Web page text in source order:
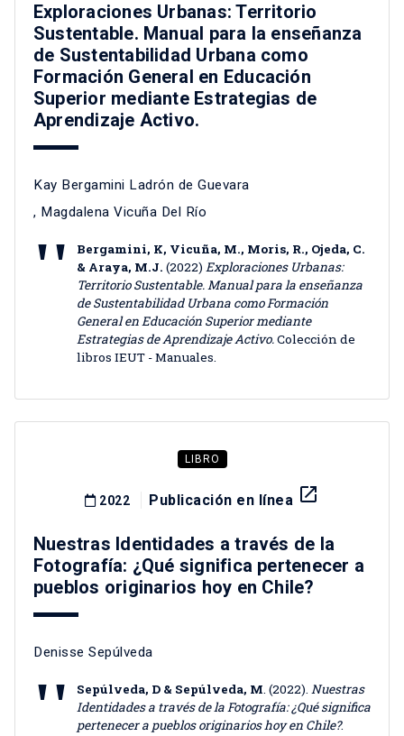
Exploraciones Urbanas: Territorio
Sustentable. Manual para la enseñanza
de Sustentabilidad Urbana como
Formación General en Educación
Superior mediante Estrategias de
Aprendizaje Activo.
Kay Bergamini Ladrón de Guevara
, Magdalena Vicuña Del Río
Bergamini, K, Vicuña, M., Moris, R., Ojeda, C.
& Araya, M.J. (2022) Exploraciones Urbanas:
Territorio Sustentable. Manual para la enseñanza
de Sustentabilidad Urbana como Formación
General en Educación Superior mediante
Estrategias de Aprendizaje Activo.Colección de
libros IEUT - Manuales.
LIBRO
2022 Publicación en línea launch
Nuestras Identidades a través de la
Fotografía: ¿Qué significa pertenecer a
pueblos originarios hoy en Chile?
Denisse Sepúlveda
Sepúlveda, D & Sepúlveda, M. (2022). Nuestras
Identidades a través de la Fotografía: ¿Qué significa
pertenecer a pueblos originarios hoy en Chile?.